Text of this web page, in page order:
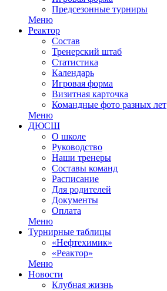
Предсезонные турниры
Меню
Реактор
Состав
Тренерский штаб
Статистика
Календарь
Игровая форма
Визитная карточка
Командные фото разных лет
Меню
ДЮСШ
О школе
Руководство
Наши тренеры
Составы команд
Расписание
Для родителей
Документы
Оплата
Меню
Турнирные таблицы
«Нефтехимик»
«Реактор»
Меню
Новости
Клубная жизнь